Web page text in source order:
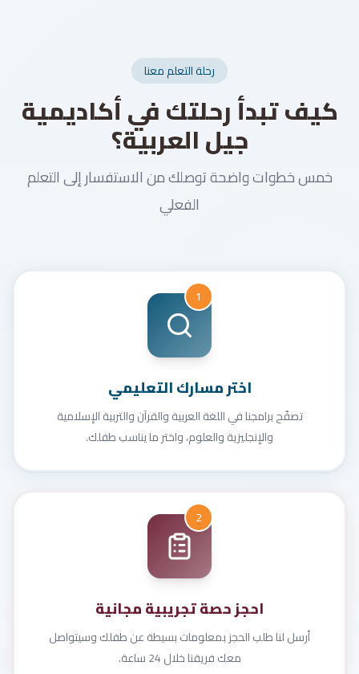
رحلة التعلم معنا
كيف تبدأ رحلتك في أكاديمية
جيل العربية؟
خمس خطوات واضحة توصلك من الاستفسار إلى التعلم
الفعلي
1
اختر مسارك التعليمي
تصفّح برامجنا في اللغة العربية والقرآن والتربية الإسلامية
والإنجليزية والعلوم، واختر ما يناسب طفلك.
2
احجز حصة تجريبية مجانية
أرسل لنا طلب الحجز بمعلومات بسيطة عن طفلك وسيتواصل
معك فريقنا خلال 24 ساعة.